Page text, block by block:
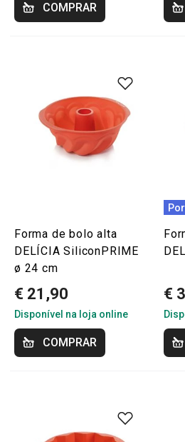
COMPRAR
Forma de bolo alta
DELÍCIA SiliconPRIME
ø 24 cm
€ 21,90
Disponível na loja online
COMPRAR
€